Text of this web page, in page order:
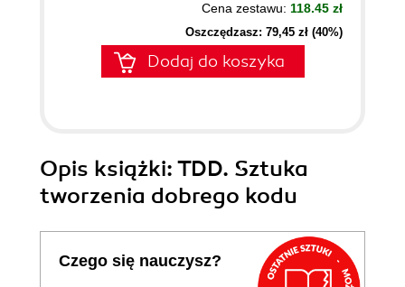
Cena zestawu: 118.45 zł
Oszczędzasz: 79,45 zł (40%)
Dodaj do koszyka
Opis książki: TDD. Sztuka
tworzenia dobrego kodu
Czego się nauczysz?